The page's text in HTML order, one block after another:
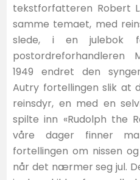
tekstforfatteren Robert
samme temaet, med
slede, i en julebok
postordreforhandleren
1949 endret den
Autry fortellingen slik at
reinsdyr, en med en
spilte inn «Rudolph the
våre dager finner
fortellingen om nissen
når det nærmer seg jul.